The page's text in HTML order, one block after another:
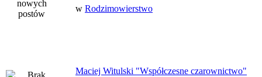
w Rodzimowierstwo
Maciej Witulski "Współczesne czarownictwo"